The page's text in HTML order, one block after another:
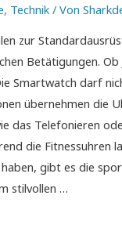
, Technik / Von
zur
Betätigungen. Ob
Smartwatch darf
übernehmen die
das Telefonieren
die Fitnessuhren
gibt es die
stilvollen …